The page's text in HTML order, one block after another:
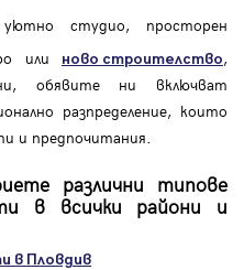
студио, просторен
или
ново строителство,
обявите ни включват
разпределение, които
и предпочитания.
различни типове
в всички райони и
в Пловдив